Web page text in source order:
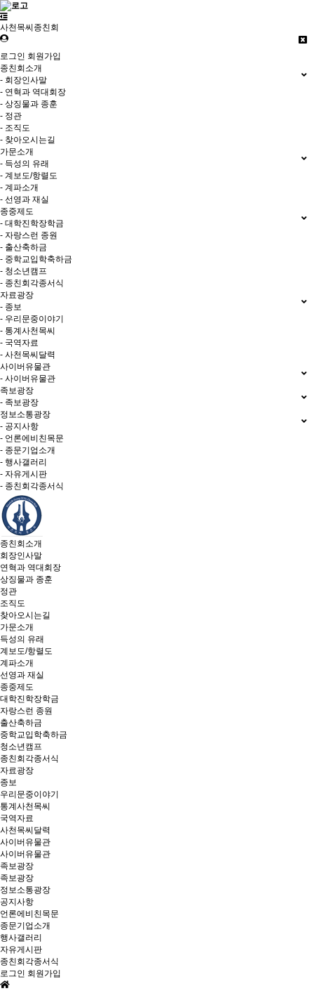
사천목씨종친회
로그인 회원가입
종친회소개
- 회장인사말
- 연혁과 역대회장
- 상징물과 종훈
- 정관
- 조직도
- 찾아오시는길
가문소개
- 득성의 유래
- 계보도/항렬도
- 계파소개
- 선영과 재실
종중제도
- 대학진학장학금
- 자랑스런 종원
- 출산축하금
- 중학교입학축하금
- 청소년캠프
- 종친회각종서식
자료광장
- 종보
- 우리문중이야기
- 통계사천목씨
- 국역자료
- 사천목씨달력
사이버유물관
- 사이버유물관
족보광장
- 족보광장
정보소통광장
- 공지사항
- 언론에비친목문
- 종문기업소개
- 행사갤러리
- 자유게시판
- 종친회각종서식
종친회소개
회장인사말
연혁과 역대회장
상징물과 종훈
정관
조직도
찾아오시는길
가문소개
득성의 유래
계보도/항렬도
계파소개
선영과 재실
종중제도
대학진학장학금
자랑스런 종원
출산축하금
중학교입학축하금
청소년캠프
종친회각종서식
자료광장
종보
우리문중이야기
통계사천목씨
국역자료
사천목씨달력
사이버유물관
사이버유물관
족보광장
족보광장
정보소통광장
공지사항
언론에비친목문
종문기업소개
행사갤러리
자유게시판
종친회각종서식
로그인 회원가입